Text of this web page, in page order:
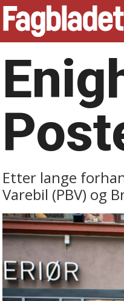
Etter lange
Varebil (PBV) og